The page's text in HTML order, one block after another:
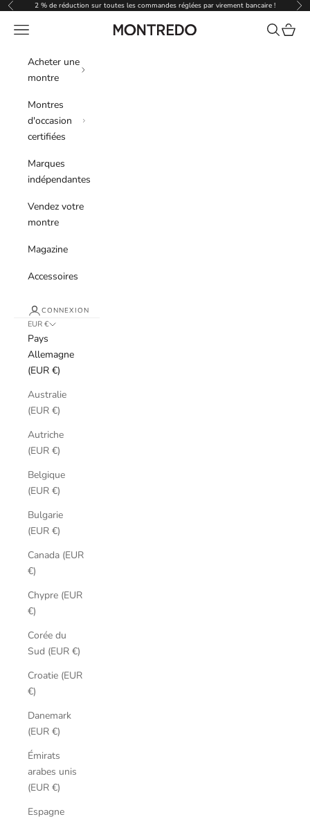
Passer au contenu
Précédent2 % de réduction sur toutes les commandes réglées par virement bancaire !
Montredo
Menu Recherche
Panier
Acheter une
montre
Montres
d'occasion
certifiées
Marques
indépendantes
Vendez votre
montre
Magazine
Accessoires
CONNEXION
EUR €
Pays
Allemagne
(EUR €)
Australie
(EUR €)
Autriche
(EUR €)
Belgique
(EUR €)
Bulgarie
(EUR €)
Canada (EUR
€)
Chypre (EUR
€)
Corée du
Sud (EUR €)
Croatie (EUR
€)
Danemark
(EUR €)
Émirats
arabes unis
(EUR €)
Espagne